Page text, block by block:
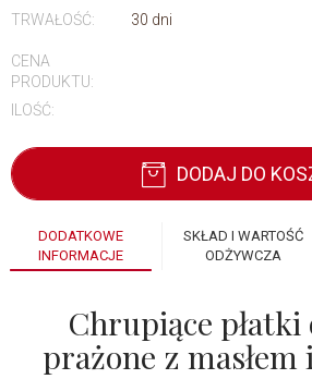
TRWAŁOŚĆ: 30 dni
CENA
PRODUKTU:
ILOŚĆ:
DODAJ DO
DODATKOWE
INFORMACJE
SKŁAD I WARTOŚĆ
ODŻYWCZA
Chrupiące płatki
prażone z